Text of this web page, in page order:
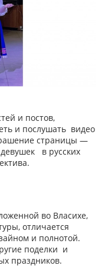
и постов,
и послушать видео
страницы —
в русских
во Власихе,
отличается
и полнотой.
поделки и
праздников.